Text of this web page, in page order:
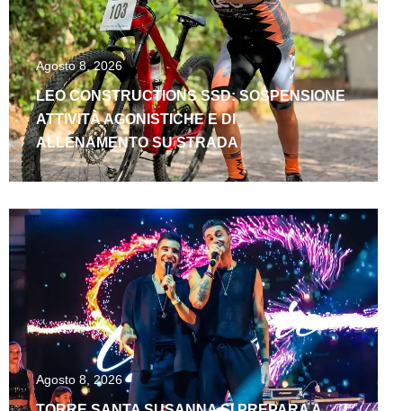
Agosto 8, 2026
LEO CONSTRUCTIONS SSD: SOSPENSIONE
ATTIVITÀ AGONISTICHE E DI
ALLENAMENTO SU STRADA
Agosto 8, 2026